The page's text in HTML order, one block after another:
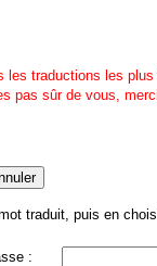
traductions les
pas sûr de vous,
traduit, puis en
: